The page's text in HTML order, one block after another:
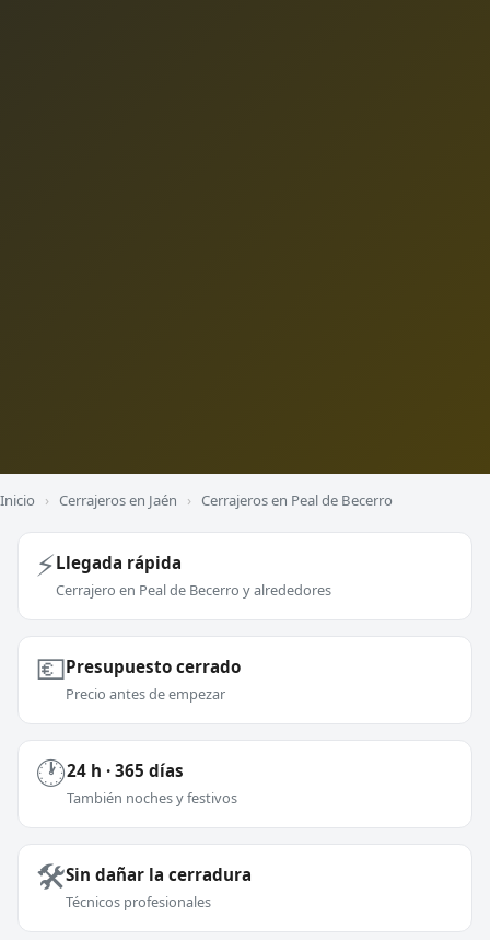
Inicio › Cerrajeros en Jaén › Cerrajeros en Peal de Becerro
⚡Llegada rápida
Cerrajero en Peal de Becerro y alrededores
💶Presupuesto cerrado
Precio antes de empezar
🕐24 h · 365 días
También noches y festivos
🛠️Sin dañar la cerradura
Técnicos profesionales